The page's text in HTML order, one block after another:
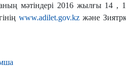
мәтіндері 2016 жылғы 14 ,
www.adilet.gov.kz және